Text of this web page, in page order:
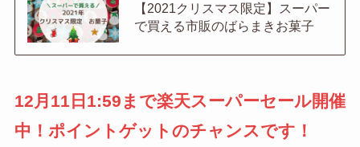
【2021クリスマス限定】スーパー
で買える市販のばらまきお菓子
12月11日1:59まで楽天スーパーセール開催
中！ポイントゲットのチャンスです！